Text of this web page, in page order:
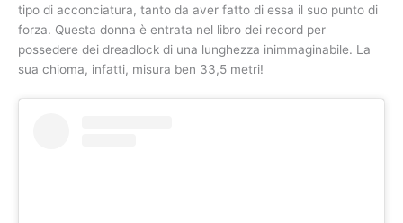
tipo di acconciatura, tanto da aver fatto di essa il suo punto di
forza. Questa donna è entrata nel libro dei record per
possedere dei dreadlock di una lunghezza inimmaginabile. La
sua chioma, infatti, misura ben 33,5 metri!